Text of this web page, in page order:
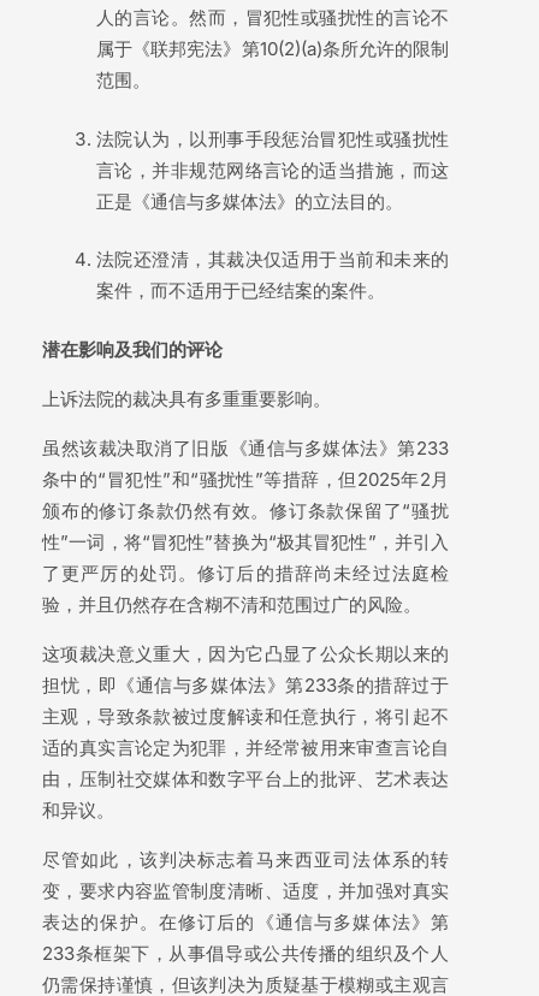
人的言论。然而，冒犯性或骚扰性的言论不
属于《联邦宪法》第10(2)(a)条所允许的限制
范围。
法院认为，以刑事手段惩治冒犯性或骚扰性
言论，并非规范网络言论的适当措施，而这
正是《通信与多媒体法》的立法目的。
法院还澄清，其裁决仅适用于当前和未来的
案件，而不适用于已经结案的案件。
潜在影响及我们的评论
上诉法院的裁决具有多重重要影响。
虽然该裁决取消了旧版《通信与多媒体法》第233
条中的“冒犯性”和“骚扰性”等措辞，但2025年2月
颁布的修订条款仍然有效。修订条款保留了“骚扰
性”一词，将“冒犯性”替换为“极其冒犯性”，并引入
了更严厉的处罚。修订后的措辞尚未经过法庭检
验，并且仍然存在含糊不清和范围过广的风险。
这项裁决意义重大，因为它凸显了公众长期以来的
担忧，即《通信与多媒体法》第233条的措辞过于
主观，导致条款被过度解读和任意执行，将引起不
适的真实言论定为犯罪，并经常被用来审查言论自
由，压制社交媒体和数字平台上的批评、艺术表达
和异议。
尽管如此，该判决标志着马来西亚司法体系的转
变，要求内容监管制度清晰、适度，并加强对真实
表达的保护。在修订后的《通信与多媒体法》第
233条框架下，从事倡导或公共传播的组织及个人
仍需保持谨慎，但该判决为质疑基于模糊或主观言